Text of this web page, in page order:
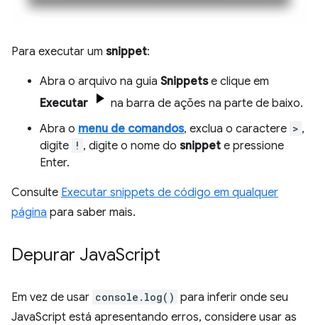
Para executar um snippet:
Abra o arquivo na guia Snippetse clique em
Executar
na barra de ações na parte de baixo.
Abra o menu de comandos, exclua o caractere > ,
digite ! , digite o nome do snippet e pressione
Enter.
Consulte Executar snippets de código em qualquer
página para saber mais.
Depurar JavaScript
Em vez de usar console.log() para inferir onde seu
JavaScript está apresentando erros, considere usar as